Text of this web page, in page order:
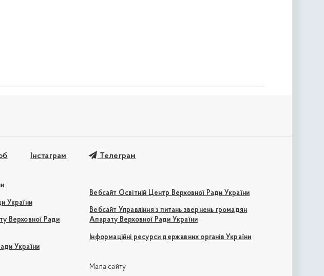
Інстаграм Телеграм
України
Верховної Ради
України
Вебсайт Освітній Центр Верховної Ради України
Вебсайт Управління з питань звернень громадян
Апарату Верховної Ради України
Інформаційні ресурси державних органів України
Мапа сайту